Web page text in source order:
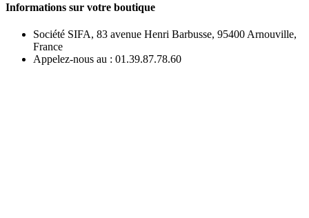
Informations sur votre boutique
Société SIFA, 83 avenue Henri Barbusse, 95400 Arnouville,
France
Appelez-nous au : 01.39.87.78.60